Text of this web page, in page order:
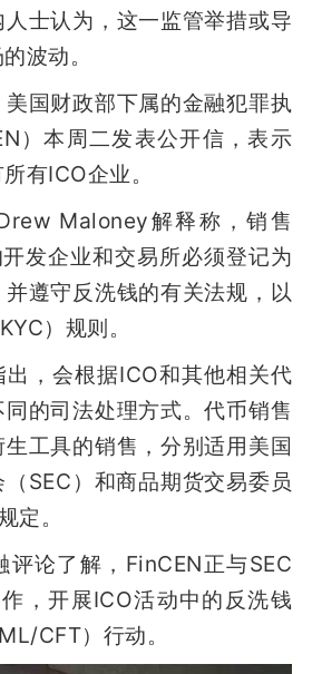
士认为，这一监管举措或导
波动。
国财政部下属的金融犯罪执
）本周二发表公开信，表示
有ICO企业。
Maloney解释称，销售
发企业和交易所必须登记为
遵守反洗钱的有关法规，以
）规则。
出，会根据ICO和其他相关代
的司法处理方式。代币销售
工具的销售，分别适用美国
SEC）和商品期货交易委员
定。
评论了解，FinCEN正与SEC
，开展ICO活动中的反洗钱
CFT）行动。